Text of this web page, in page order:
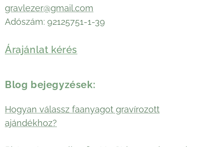
gravlezer@gmail.com
Adószám: 92125751-1-39
Árajánlat kérés
Blog bejegyzések:
Hogyan válassz faanyagot gravírozott
ajándékhoz?